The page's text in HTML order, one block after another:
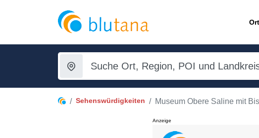
Sehenswürdigkeiten Museum Obere Saline mit
Anzeige